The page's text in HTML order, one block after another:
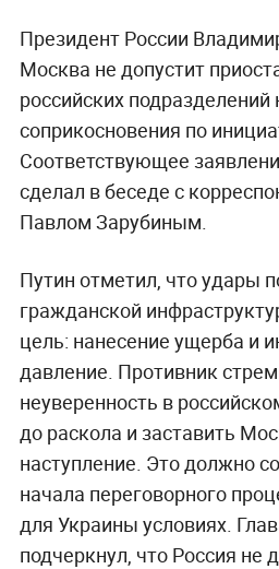
Президент России
Москва не допустит
российских подразделений
соприкосновения по
Соответствующее
сделал в беседе с
Павлом Зарубиным.
Путин отметил, что удары
гражданской
цель: нанесение ущерба и
давление. Противник
неуверенность в
до раскола и заставить
наступление. Это должно
начала переговорного
для Украины условиях.
подчеркнул, что Россия не